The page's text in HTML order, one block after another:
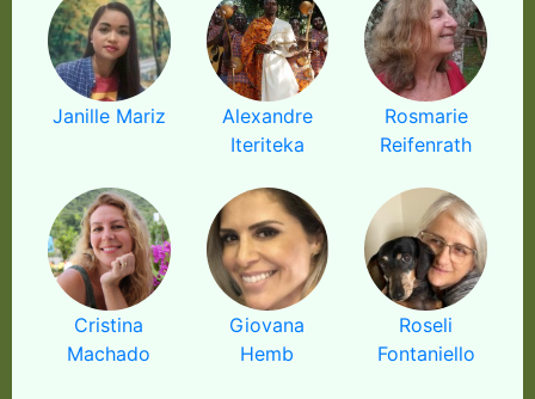
Janille Mariz
Alexandre
Iteriteka
Rosmarie
Reifenrath
Cristina
Machado
Giovana
Hemb
Roseli
Fontaniello